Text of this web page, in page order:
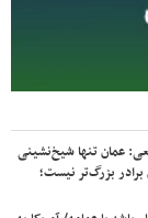
عمان تنها شیخ‌نشینی
برادر بزرگ‌تر نیست؛